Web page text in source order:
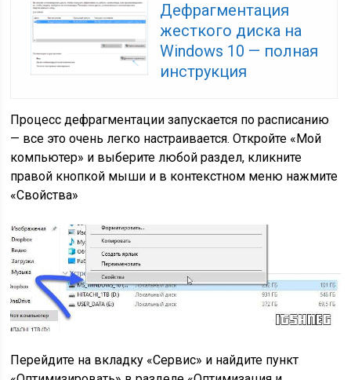
Дефрагментация
жесткого диска на
Windows 10 — полная
инструкция
Процесс дефрагментации запускается по расписанию
— все это очень легко настраивается. Откройте «Мой
компьютер» и выберите любой раздел, кликните
правой кнопкой мыши и в контекстном меню нажмите
«Свойства»
Перейдите на вкладку «Сервис» и найдите пункт